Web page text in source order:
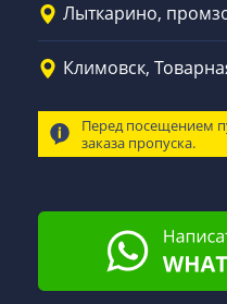
Лыткарино,
Климовск,
Перед посещением
заказа пропуска.